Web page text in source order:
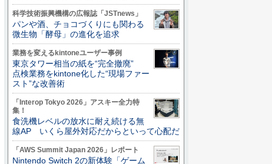
科学技術振興機構の広報誌「JSTnews」
パンや酒、チョコづくりにも関わる
微生物「酵母」の進化を追求
業務を変えるkintoneユーザー事例
東京タワー相当の紙を“完全撤廃”
点検業務をkintone化した“現場ファー
スト”な改善術
「Interop Tokyo 2026」アスキー全力特
集！
食洗機レベルの放水に耐え続ける無
線AP いくら屋外対応だからといって心配だ
「AWS Summit Japan 2026」レポート
Nintendo Switch 2の新体験「ゲーム